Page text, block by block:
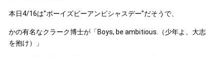
本日4/16は”ボーイズビーアンビシャスデー”だそうで、
かの有名なクラーク博士が「Boys, be ambitious.（少年よ、大志
を抱け）」